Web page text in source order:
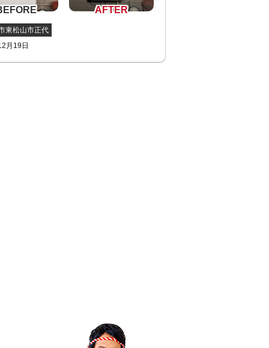
東松山市正代
月19日